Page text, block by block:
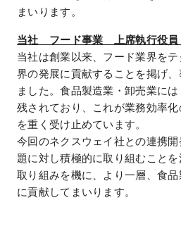
まいります。
当社 フード事業 上席執行役
当社は創業以来、フード業界を
界の発展に貢献することを掲げ
ました。食品製造業・卸売業に
残されており、これが業務効率
を重く受け止めています。
今回のネクスウェイ社との連携
題に対し積極的に取り組むこと
取り組みを機に、より一層、食
に貢献してまいります。